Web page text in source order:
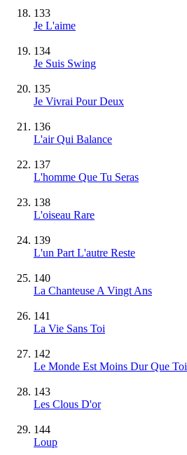
133
Je L'aime
134
Je Suis Swing
135
Je Vivrai Pour Deux
136
L'air Qui Balance
137
L'homme Que Tu Seras
138
L'oiseau Rare
139
L'un Part L'autre Reste
140
La Chanteuse A Vingt Ans
141
La Vie Sans Toi
142
Le Monde Est Moins Dur Que Toi
143
Les Clous D'or
144
Loup